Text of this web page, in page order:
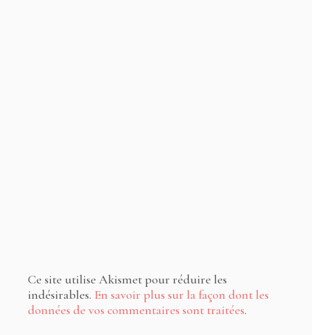
Ce site utilise Akismet pour réduire les
indésirables. En savoir plus sur la façon dont les
données de vos commentaires sont traitées.